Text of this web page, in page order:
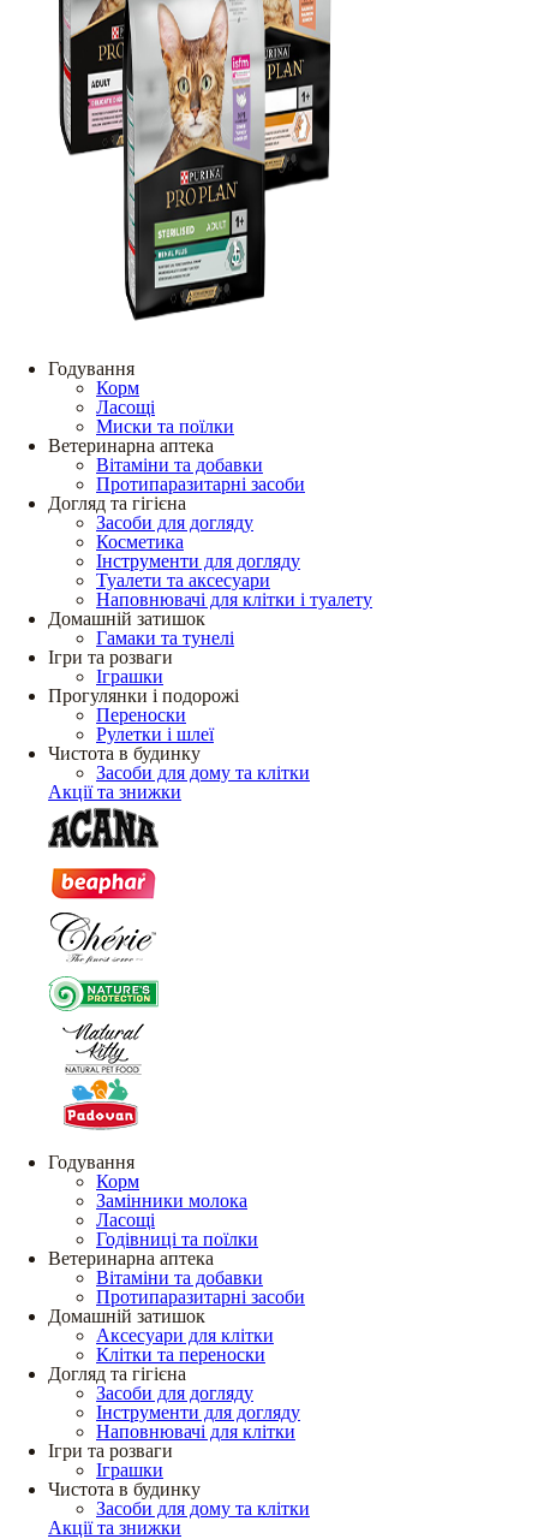
Годування
Корм
Ласощі
Миски та поїлки
Ветеринарна аптека
Вітаміни та добавки
Протипаразитарні засоби
Догляд та гігієна
Засоби для догляду
Косметика
Інструменти для догляду
Туалети та аксесуари
Наповнювачі для клітки і туалету
Домашній затишок
Гамаки та тунелі
Ігри та розваги
Іграшки
Прогулянки і подорожі
Переноски
Рулетки і шлеї
Чистота в будинку
Засоби для дому та клітки
Акції та знижки
Годування
Корм
Замінники молока
Ласощі
Годівниці та поїлки
Ветеринарна аптека
Вітаміни та добавки
Протипаразитарні засоби
Домашній затишок
Аксесуари для клітки
Клітки та переноски
Догляд та гігієна
Засоби для догляду
Інструменти для догляду
Наповнювачі для клітки
Ігри та розваги
Іграшки
Чистота в будинку
Засоби для дому та клітки
Акції та знижки